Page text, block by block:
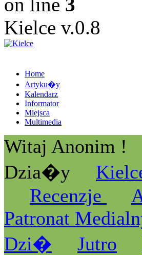
Kielce v.0.8
Home
Artyku�y
Kalendarz
Informator
Miejsca
Multimedia
Witaj Anonim !
Dzia�y
Recenzje
Patronat
Dzi�
Jutro